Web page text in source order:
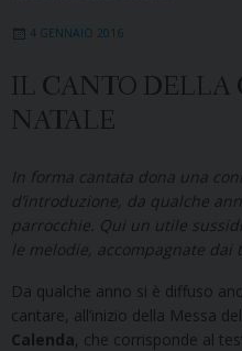
4 GENNAIO 2016
IL CANTO DELLA
NATALE
In forma cantata dona una
d’introduzione, da qualche
parrocchie. Qui un utile
le melodie, accompagnate
Da qualche anno si è diffuso
cantare, all’inizio della Messa
Calenda , che corrisponde al